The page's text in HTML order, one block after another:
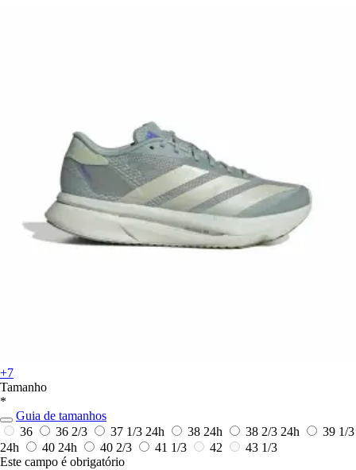
+7
Tamanho
*
Guia de tamanhos
36
36 2/3 37 1/3 24h 38 24h 38 2/3 24h
39 1/3
24h
40 24h 40 2/3 41 1/3 42
43 1/3
Este campo é obrigatório